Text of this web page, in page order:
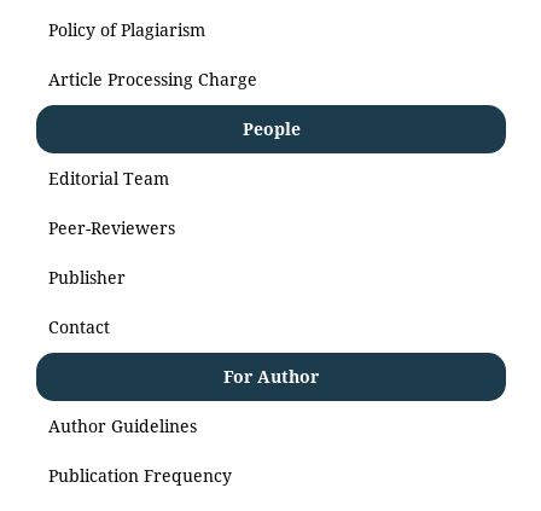
Policy of Plagiarism
Article Processing Charge
People
Editorial Team
Peer-Reviewers
Publisher
Contact
For Author
Author Guidelines
Publication Frequency